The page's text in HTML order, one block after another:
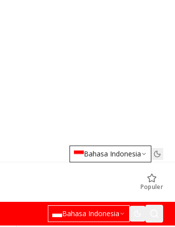
Bahasa Indonesia
Populer
Bahasa Indonesia